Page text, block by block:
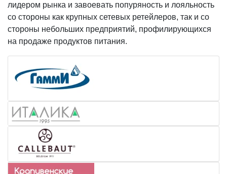
лидером рынка и завоевать попуряность и лояльность
со стороны как крупных сетевых ретейлеров, так и со
стороны небольших предприятий, профилирующихся
на продаже продуктов питания.